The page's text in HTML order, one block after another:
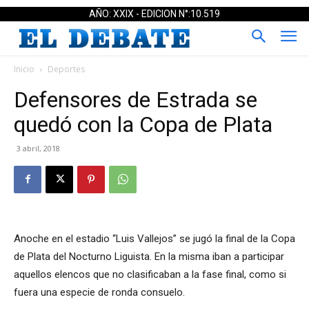
AÑO: XXIX - EDICION N°:10.519
Inicio Deportes
Defensores de Estrada se
quedó con la Copa de Plata
3 abril, 2018
Anoche en el estadio “Luis Vallejos” se jugó la final de la Copa
de Plata del Nocturno Liguista. En la misma iban a participar
aquellos elencos que no clasificaban a la fase final, como si
fuera una especie de ronda consuelo.